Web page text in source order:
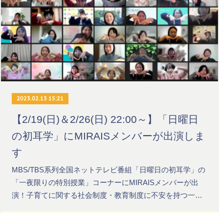
2023.02.13 15:21
【2/19(日)＆2/26(日) 22:00～】「日曜日
の初耳学」にMIRAISメンバーが出演しま
す
MBS/TBS系列全国ネットテレビ番組「日曜日の初耳学」の
「一夜限りの特別授業」コーナーにMIRAISメンバーが出
演！子育てに関する社会制度・教育制度に不安を持つ一…